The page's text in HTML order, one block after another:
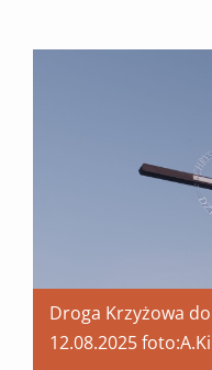
Droga Krzyżowa
12.08.2025